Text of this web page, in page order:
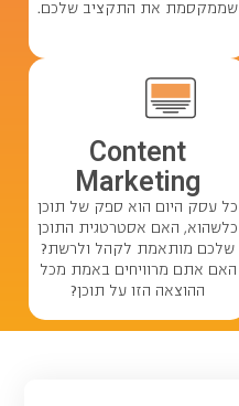
שממקסמת את התקציב שלכם.
Content
Marketing
כל עסק היום הוא ספק של תוכן
כלשהוא, האם אסטרטגית התוכן
שלכם מותאמת לקהל ולרשת?
האם אתם מרוויחים באמת מכל
ההוצאה הזו על תוכן?